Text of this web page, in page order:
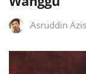
Asruddin Azis